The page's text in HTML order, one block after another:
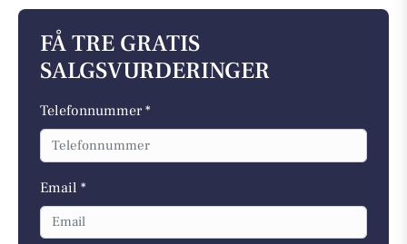
FÅ TRE GRATIS
SALGSVURDERINGER
Telefonnummer *
Email *